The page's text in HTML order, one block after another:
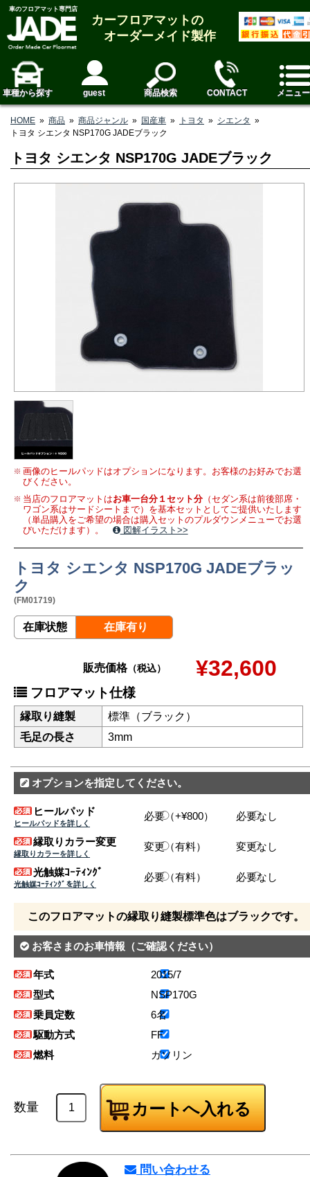
車のフロアマット専門店
カーフロアマットの
オーダーメイド製作
車種から探す guest 商品検索 CONTACT メニュー
HOME » 商品 » 商品ジャンル » 国産車 » トヨタ » シエンタ »
トヨタ シエンタ NSP170G JADEブラック
トヨタ シエンタ NSP170G JADEブラック
画像のヒールパッドはオプションになります。お客様のお好みでお選
びください。
当店のフロアマットはお車一台分１セット分（セダン系は前後部席・
ワゴン系はサードシートまで）を基本セットとしてご提供いたします
（単品購入をご希望の場合は購入セットのプルダウンメニューでお選
びいただけます）。
図解イラスト>>
トヨタ シエンタ NSP170G JADEブラッ
ク
(FM01719)
在庫状態 在庫有り
販売価格（税込） ¥32,600
フロアマット仕様
縁取り縫製
標準（ブラック）
毛足の長さ
3mm
オプションを指定してください。
ヒールパッド
ヒールパッドを詳しく
必要（+¥800） 必要なし
縁取りカラー変更
縁取りカラーを詳しく
変更（有料） 変更なし
光触媒ｺｰﾃｨﾝｸﾞ
光触媒ｺｰﾃｨﾝｸﾞを詳しく
必要（有料） 必要なし
このフロアマットの縁取り縫製標準色はブラックです。
お客さまのお車情報 （ご確認ください）
年式
2015/7
型式
NSP170G
乗員定数
6名
駆動方式
FF
燃料
ガソリン
数量
問い合わせる